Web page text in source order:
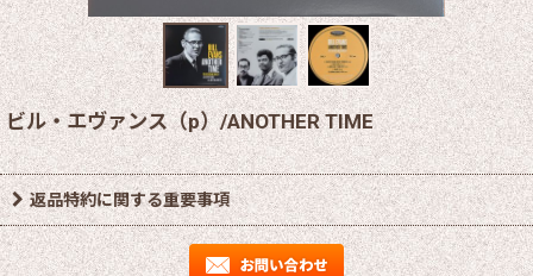
ビル・エヴァンス（p）/ANOTHER TIME
返品特約に関する重要事項